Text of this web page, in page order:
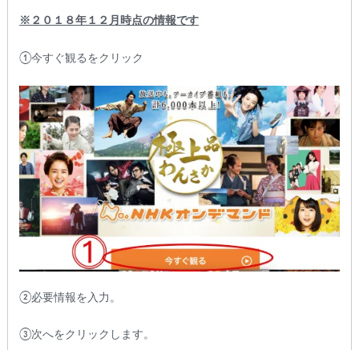
※２０１８年１２月時点の情報です
①今すぐ観るをクリック
②必要情報を入力。
③次へをクリックします。